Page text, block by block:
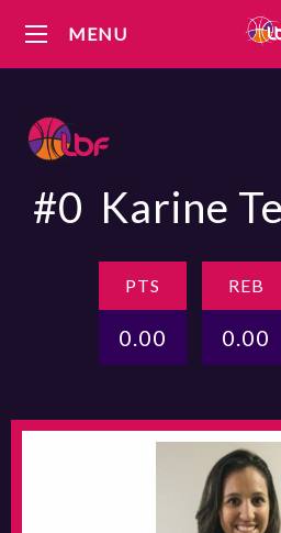
MENU
#0 Karine
PTS
0.00
REB
0.00